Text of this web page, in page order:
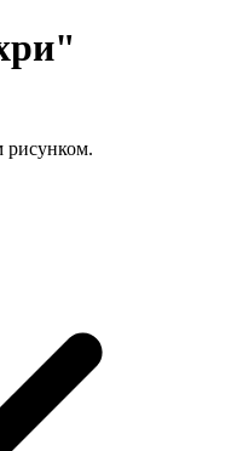
рисунком.